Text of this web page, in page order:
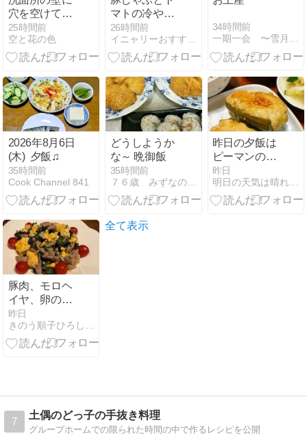
穴を空けて後
悔なし。浮か
せる収納で毎
日がラクにな
25時間前
空と花の色
マトの冷やし
うどん｜レシ
ピ＆作り方
26時間前
イニャリーおすすめレシピ＆ガーデニング
34時間前
一期一会 〜雪月花のとき…〜
2026年8月6日
(木) 夕飯♫
35時間前
Cook Channel 841
どうしようか
な～ 晩御飯
35時間前
７６歳 みずなの御飯とつぶやき
昨日の夕飯は
ピーマンの肉
詰めでした
昨日
明日の天気は晴れもよう
豚肉、モロヘ
イヤ、卵の塩
麹炒め
昨日
きのう順子ひろしのブログ
全て表示
7
土偶のどっ子の手抜き料理
グループホームでの限られた時間の中で作るレシピを公開